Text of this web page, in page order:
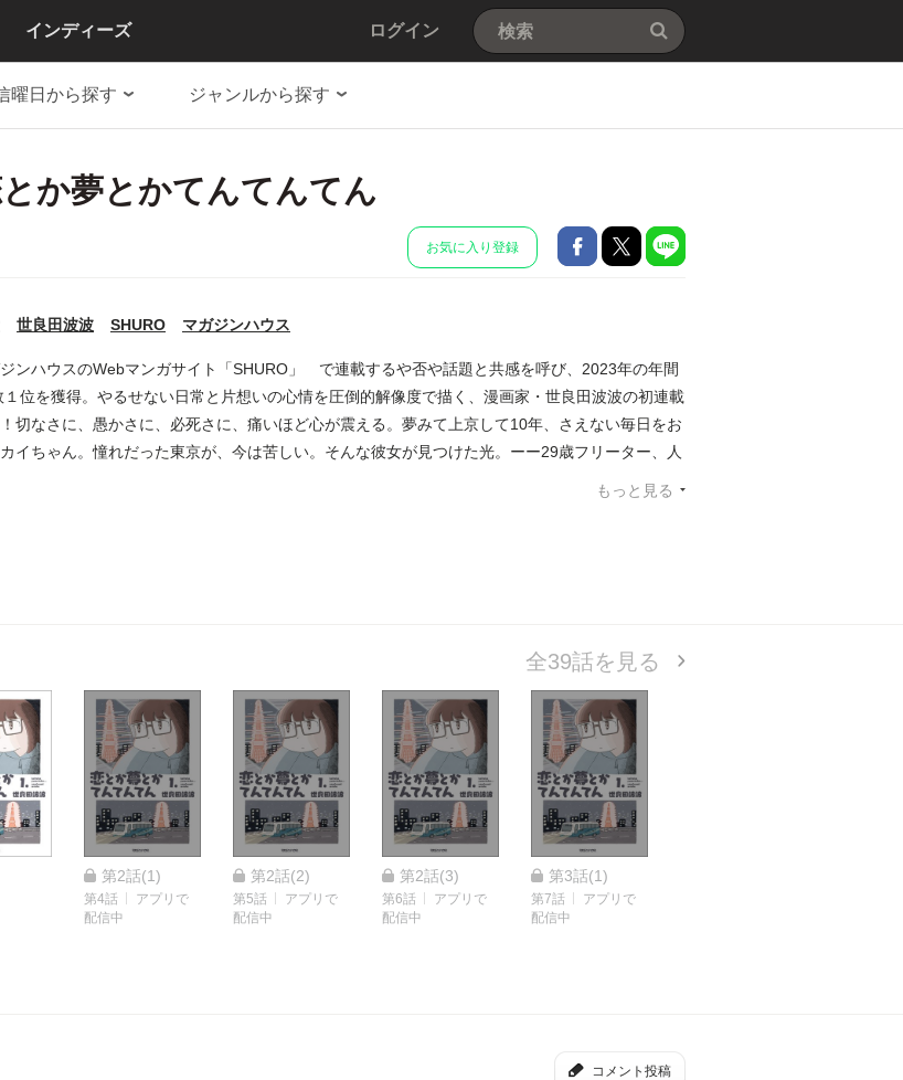
インディーズ ログイン
曜日から探す ジャンルから探す
か夢とかてんてんてん
お気に入り登録
世良田波波 SHURO マガジンハウス
ンハウスのWebマンガサイト「SHURO」 で連載するや否や話題と共感を呼び、2023年の年間
１位を獲得。やるせない日常と片想いの心情を圧倒的解像度で描く、漫画家・世良田波波の初連載
切なさに、愚かさに、必死さに、痛いほど心が震える。夢みて上京して10年、さえない毎日をお
イちゃん。憧れだった東京が、今は苦しい。そんな彼女が見つけた光。ーー29歳フリーター、人
もっと見る
全39話を見る
第2話(1)
第4話
アプリで
配信中
第2話(2)
第5話
アプリで
配信中
第2話(3)
第6話
アプリで
配信中
第3話(1)
第7話
アプリで
配信中
コメント投稿